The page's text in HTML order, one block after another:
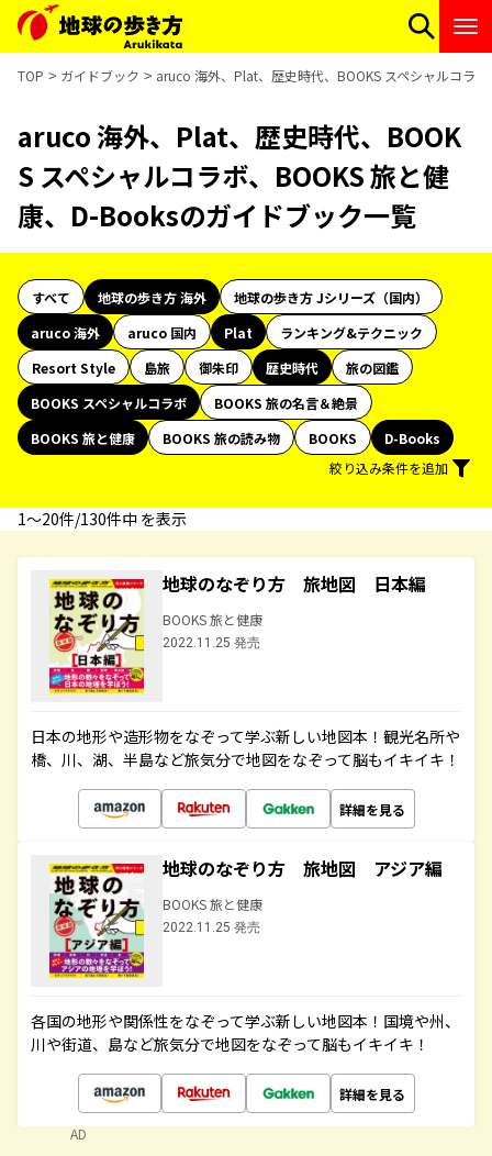
TOP ガイドブック aruco 海外、Plat、歴史時代、BOOKS スペシャルコラ
aruco 海外、Plat、歴史時代、BOOK
S スペシャルコラボ、BOOKS 旅と健
康、D-Booksのガイドブック一覧
すべて 地球の歩き方 海外
地球の歩き方 Jシリーズ（国内）
aruco 海外
aruco 国内 Plat
ランキング&テクニック
Resort Style
島旅 御朱印 歴史時代
旅の図鑑
BOOKS スペシャルコラボ
BOOKS 旅の名言＆絶景
BOOKS 旅と健康
BOOKS 旅の読み物 BOOKS
D-Books
絞り込み条件を追加
1〜20件/130件中 を表示
地球のなぞり方 旅地図 日本編
BOOKS 旅と健康
2022.11.25 発売
日本の地形や造形物をなぞって学ぶ新しい地図本！観光名所や
橋、川、湖、半島など旅気分で地図をなぞって脳もイキイキ！
詳細を見る
地球のなぞり方 旅地図 アジア編
BOOKS 旅と健康
2022.11.25 発売
各国の地形や関係性をなぞって学ぶ新しい地図本！国境や州、
川や街道、島など旅気分で地図をなぞって脳もイキイキ！
詳細を見る
AD